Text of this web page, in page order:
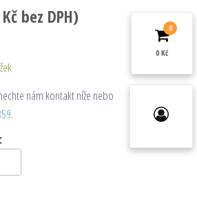
Kčbez DPH)
nám kontakt níže nebo
.
0
0 Kč